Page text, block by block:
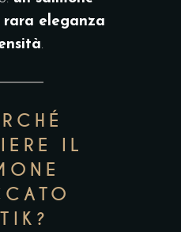
eleganza
.
IL